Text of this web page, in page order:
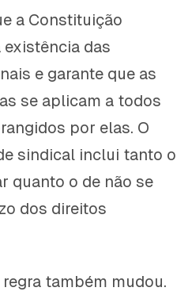
a Constituição
existência das
e garante que as
se aplicam a todos
por elas. O
sindical inclui tanto o
quanto o de não se
dos direitos
regra também mudou.